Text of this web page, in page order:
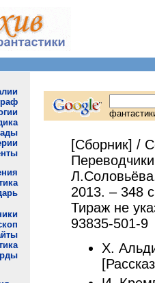
[Сборник] /
2013. – 348
Тираж не
93835-501-9
Х.